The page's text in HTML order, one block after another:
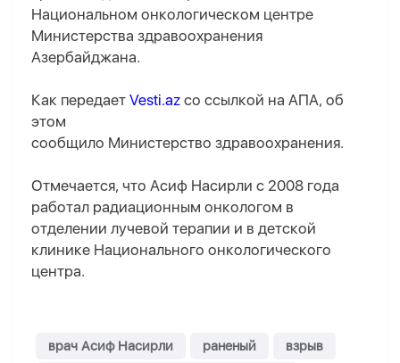
Национальном онкологическом центре
Министерства здравоохранения
Азербайджана.
Как передает Vesti.az со ссылкой на AПA, об
этом
сообщило Министерство здравоохранения.
Отмечается, что Асиф Насирли с 2008 года
работал радиационным онкологом в
отделении лучевой терапии и в детской
клинике Национального онкологического
центра.
врач Асиф Насирли раненый
взрыв